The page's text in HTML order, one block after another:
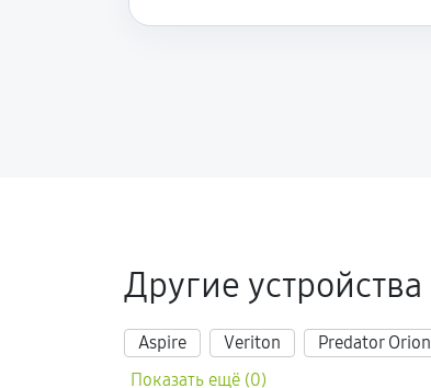
Другие устройства
Aspire Veriton Predator Orion
Показать ещё (0)